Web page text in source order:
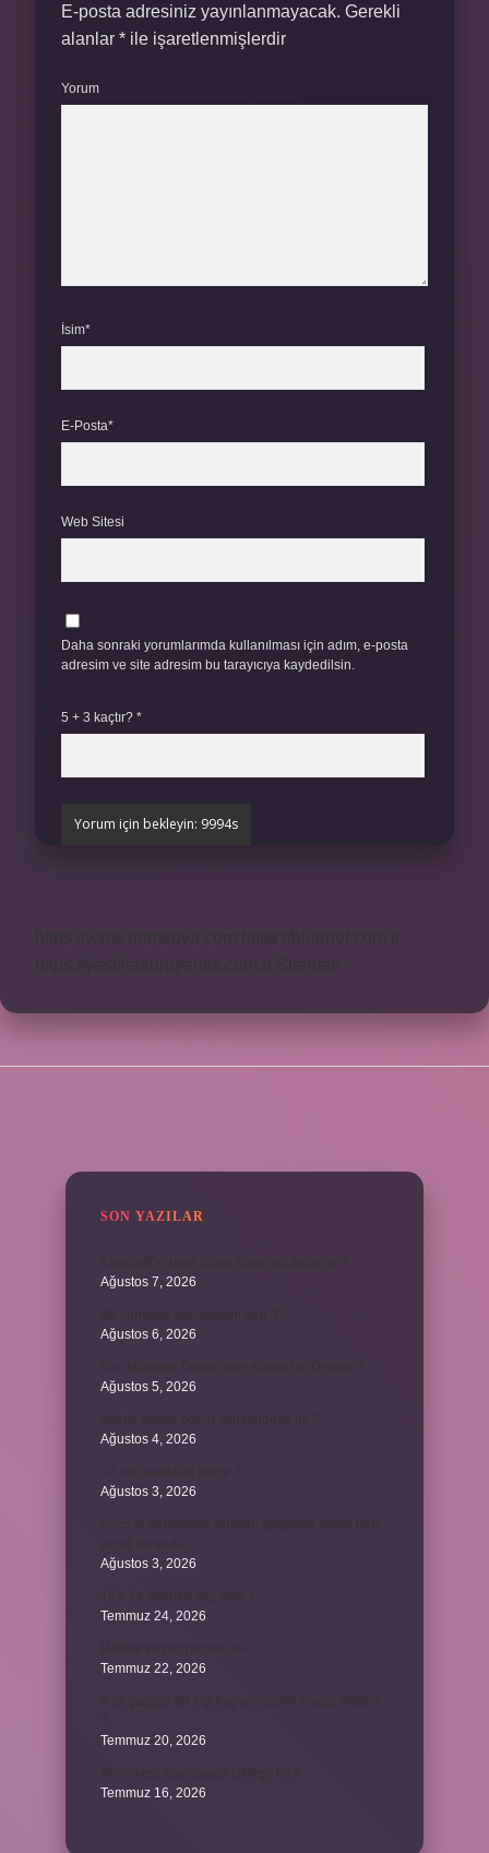
E-posta adresiniz yayınlanmayacak. Gerekli
alanlar * ile işaretlenmişlerdir
Yorum
İsim*
E-Posta*
Web Sitesi
Daha sonraki yorumlarımda kullanılması için adım, e-posta
adresim ve site adresim bu tarayıcıya kaydedilsin.
5 + 3 kaçtır? *
SON YAZILAR
Ağustos 7, 2026
Ağustos 6, 2026
Ağustos 5, 2026
Ağustos 4, 2026
Ağustos 3, 2026
Ağustos 3, 2026
Temmuz 24, 2026
Temmuz 22, 2026
Temmuz 20, 2026
Temmuz 16, 2026